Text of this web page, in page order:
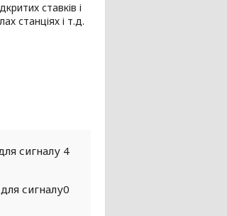
ставків і
станціях і т.д.
сигналу 4
сигналу0